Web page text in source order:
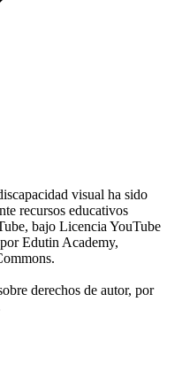
visual ha sido
recursos educativos
bajo Licencia YouTube
Edutin Academy,
derechos de autor, por